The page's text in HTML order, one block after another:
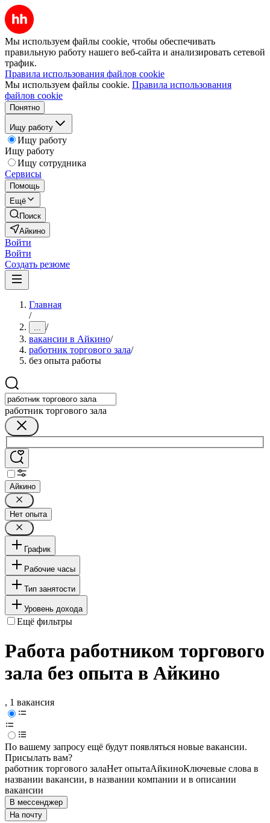
Мы используем файлы cookie, чтобы обеспечивать
правильную работу нашего веб-сайта и анализировать сетевой
трафик.
Правила использования файлов cookie
Мы используем файлы cookie. Правила использования
файлов cookie
Понятно
Ищу работу
Ищу работу
Ищу работу
Ищу сотрудника
Сервисы
Помощь
Ещё
Поиск
Айкино
Войти
Войти
Создать резюме
Главная
/
... /
вакансии в Айкино/
работник торгового зала/
без опыта работы
работник торгового зала
Айкино
Нет опыта
График
Рабочие часы
Тип занятости
Уровень дохода
Ещё фильтры
Работа работником торгового
зала без опыта в Айкино
, 1 вакансия
По вашему запросу ещё будут появляться новые вакансии.
Присылать вам?
работник торгового залаНет опытаАйкиноКлючевые слова в
названии вакансии, в названии компании и в описании
вакансии
В мессенджер
На почту